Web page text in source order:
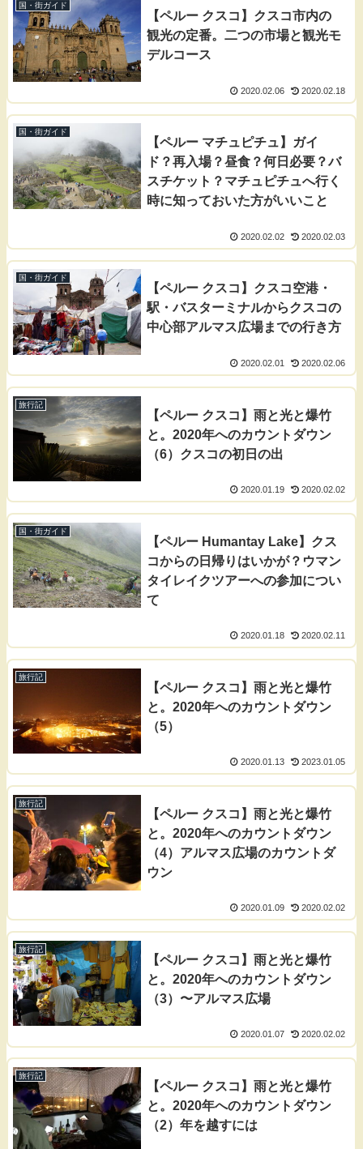
国・街ガイド
【ペルー クスコ】クスコ市内の
観光の定番。二つの市場と観光モ
デルコース
2020.02.06 2020.02.18
国・街ガイド
【ペルー マチュピチュ】ガイ
ド？再入場？昼食？何日必要？バ
スチケット？マチュピチュへ行く
時に知っておいた方がいいこと
2020.02.02 2020.02.03
国・街ガイド
【ペルー クスコ】クスコ空港・
駅・バスターミナルからクスコの
中心部アルマス広場までの行き方
2020.02.01 2020.02.06
旅行記
【ペルー クスコ】雨と光と爆竹
と。2020年へのカウントダウン
（6）クスコの初日の出
2020.01.19 2020.02.02
国・街ガイド
【ペルー Humantay Lake】クス
コからの日帰りはいかが？ウマン
タイレイクツアーへの参加につい
て
2020.01.18 2020.02.11
旅行記
【ペルー クスコ】雨と光と爆竹
と。2020年へのカウントダウン
（5）
2020.01.13 2023.01.05
旅行記
【ペルー クスコ】雨と光と爆竹
と。2020年へのカウントダウン
（4）アルマス広場のカウントダ
ウン
2020.01.09 2020.02.02
旅行記
【ペルー クスコ】雨と光と爆竹
と。2020年へのカウントダウン
（3）〜アルマス広場
2020.01.07 2020.02.02
旅行記
【ペルー クスコ】雨と光と爆竹
と。2020年へのカウントダウン
（2）年を越すには